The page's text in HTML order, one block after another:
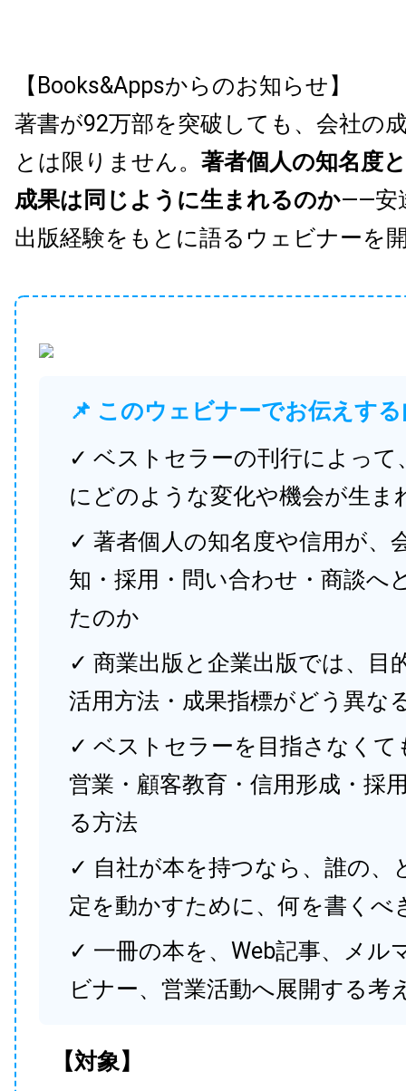
【Books&Appsからのお知らせ】
著書が92万部を突破しても、会社の
とは限りません。 著者個人の知名度
成果は同じように生まれるのか——安
出版経験をもとに語るウェビナーを
📌 このウェビナーでお伝えす
✓ ベストセラーの刊行によって
にどのような変化や機会が生ま
✓ 著者個人の知名度や信用が、
知・採用・問い合わせ・商談へ
たのか
✓ 商業出版と企業出版では、目
活用方法・成果指標がどう異な
✓ ベストセラーを目指さなくて
営業・顧客教育・信用形成・採
る方法
✓ 自社が本を持つなら、誰の、
定を動かすために、何を書くべ
✓ 一冊の本を、Web記事、メル
ビナー、営業活動へ展開する考
【対象】